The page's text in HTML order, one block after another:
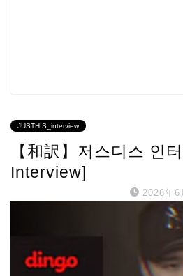
JUSTHIS_interview
【和訳】저스디스 인
Interview]
2026年6